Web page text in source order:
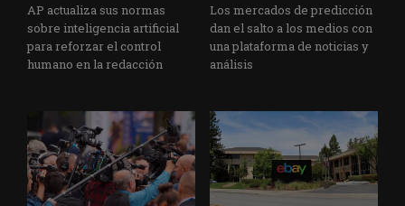
AP actualiza sus normas
sobre inteligencia artificial
para reforzar el control
humano en la redacción
Los mercados de predicción
dan el salto a los medios con
una plataforma de noticias y
análisis